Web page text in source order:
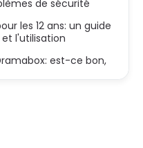
de sécurité
les 12 ans: un guide
l'utilisation
est-ce bon,